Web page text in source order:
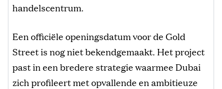
handelscentrum.
Een officiële openingsdatum voor de Gold
Street is nog niet bekendgemaakt. Het project
past in een bredere strategie waarmee Dubai
zich profileert met opvallende en ambitieuze